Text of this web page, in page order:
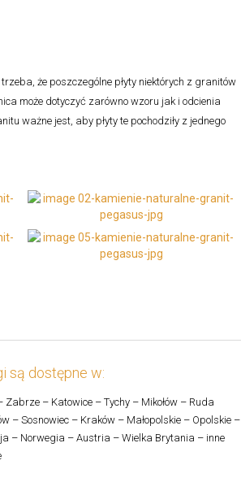
że poszczególne płyty niektórych z granitów
może dotyczyć zarówno wzoru jak i odcienia
ważne jest, aby płyty te pochodziły z jednego
są dostępne w:
Zabrze – Katowice – Tychy – Mikołów – Ruda
– Sosnowiec – Kraków – Małopolskie – Opolskie –
– Norwegia – Austria – Wielka Brytania – inne